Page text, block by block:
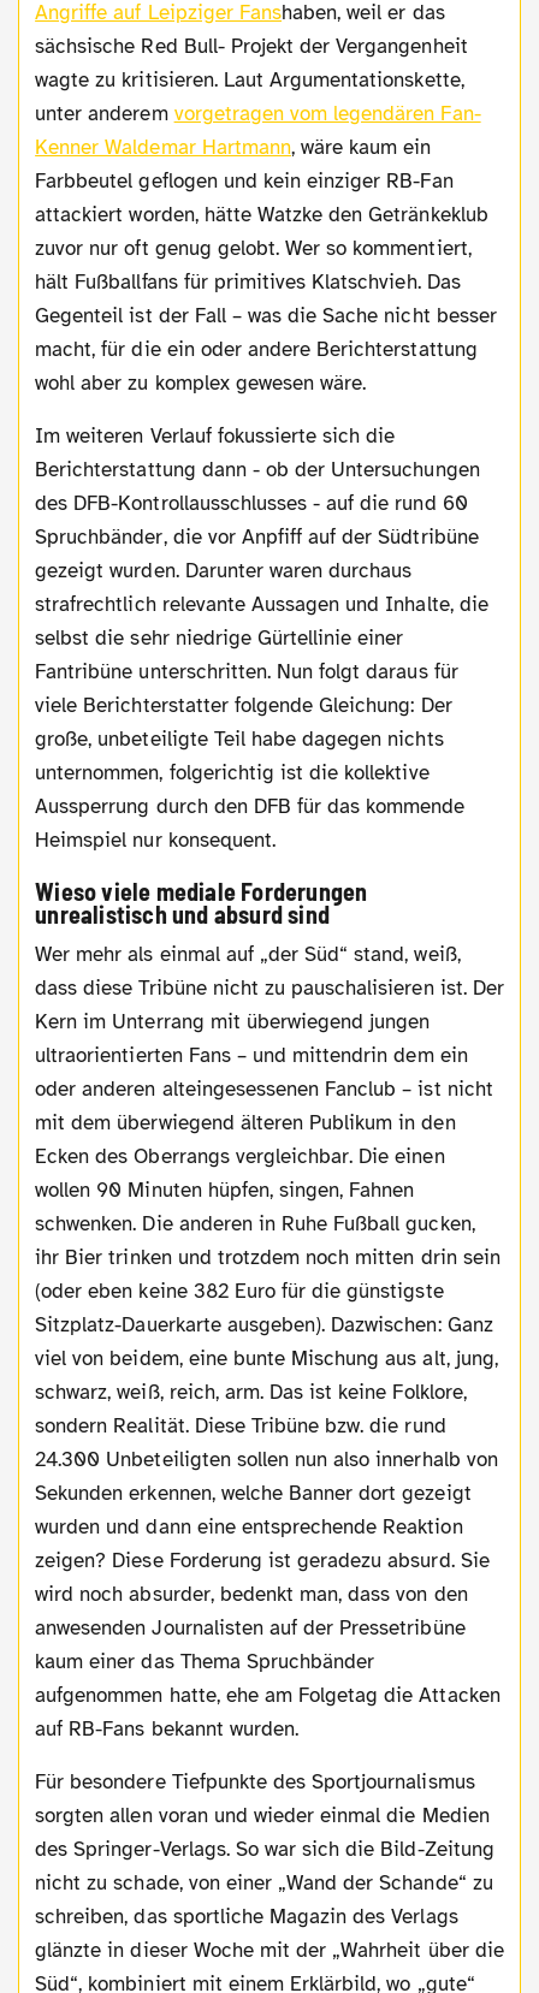
Angriffe auf Leipziger Fanshaben, weil er das
sächsische Red Bull- Projekt der Vergangenheit
wagte zu kritisieren. Laut Argumentationskette,
unter anderem vorgetragen vom legendären Fan-
Kenner Waldemar Hartmann, wäre kaum ein
Farbbeutel geflogen und kein einziger RB-Fan
attackiert worden, hätte Watzke den Getränkeklub
zuvor nur oft genug gelobt. Wer so kommentiert,
hält Fußballfans für primitives Klatschvieh. Das
Gegenteil ist der Fall – was die Sache nicht besser
macht, für die ein oder andere Berichterstattung
wohl aber zu komplex gewesen wäre.
Im weiteren Verlauf fokussierte sich die
Berichterstattung dann - ob der Untersuchungen
des DFB-Kontrollausschlusses - auf die rund 60
Spruchbänder, die vor Anpfiff auf der Südtribüne
gezeigt wurden. Darunter waren durchaus
strafrechtlich relevante Aussagen und Inhalte, die
selbst die sehr niedrige Gürtellinie einer
Fantribüne unterschritten. Nun folgt daraus für
viele Berichterstatter folgende Gleichung: Der
große, unbeteiligte Teil habe dagegen nichts
unternommen, folgerichtig ist die kollektive
Aussperrung durch den DFB für das kommende
Heimspiel nur konsequent.
Wieso viele mediale Forderungen
unrealistisch und absurd sind
Wer mehr als einmal auf „der Süd“ stand, weiß,
dass diese Tribüne nicht zu pauschalisieren ist. Der
Kern im Unterrang mit überwiegend jungen
ultraorientierten Fans – und mittendrin dem ein
oder anderen alteingesessenen Fanclub – ist nicht
mit dem überwiegend älteren Publikum in den
Ecken des Oberrangs vergleichbar. Die einen
wollen 90 Minuten hüpfen, singen, Fahnen
schwenken. Die anderen in Ruhe Fußball gucken,
ihr Bier trinken und trotzdem noch mitten drin sein
(oder eben keine 382 Euro für die günstigste
Sitzplatz-Dauerkarte ausgeben). Dazwischen: Ganz
viel von beidem, eine bunte Mischung aus alt, jung,
schwarz, weiß, reich, arm. Das ist keine Folklore,
sondern Realität. Diese Tribüne bzw. die rund
24.300 Unbeteiligten sollen nun also innerhalb von
Sekunden erkennen, welche Banner dort gezeigt
wurden und dann eine entsprechende Reaktion
zeigen? Diese Forderung ist geradezu absurd. Sie
wird noch absurder, bedenkt man, dass von den
anwesenden Journalisten auf der Pressetribüne
kaum einer das Thema Spruchbänder
aufgenommen hatte, ehe am Folgetag die Attacken
auf RB-Fans bekannt wurden.
Für besondere Tiefpunkte des Sportjournalismus
sorgten allen voran und wieder einmal die Medien
des Springer-Verlags. So war sich die Bild-Zeitung
nicht zu schade, von einer „Wand der Schande“ zu
schreiben, das sportliche Magazin des Verlags
glänzte in dieser Woche mit der „Wahrheit über die
Süd“, kombiniert mit einem Erklärbild, wo „gute“